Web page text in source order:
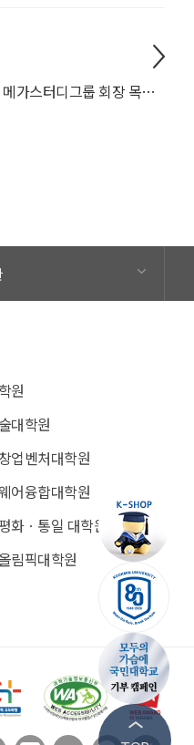
“교육은 진화해야 한다”… 652회 손주은 메가스터디그룹 회장 목요특강
원
대학원
업벤처대학원
어융합대학원
화ㆍ통일 대학원
림픽대학원